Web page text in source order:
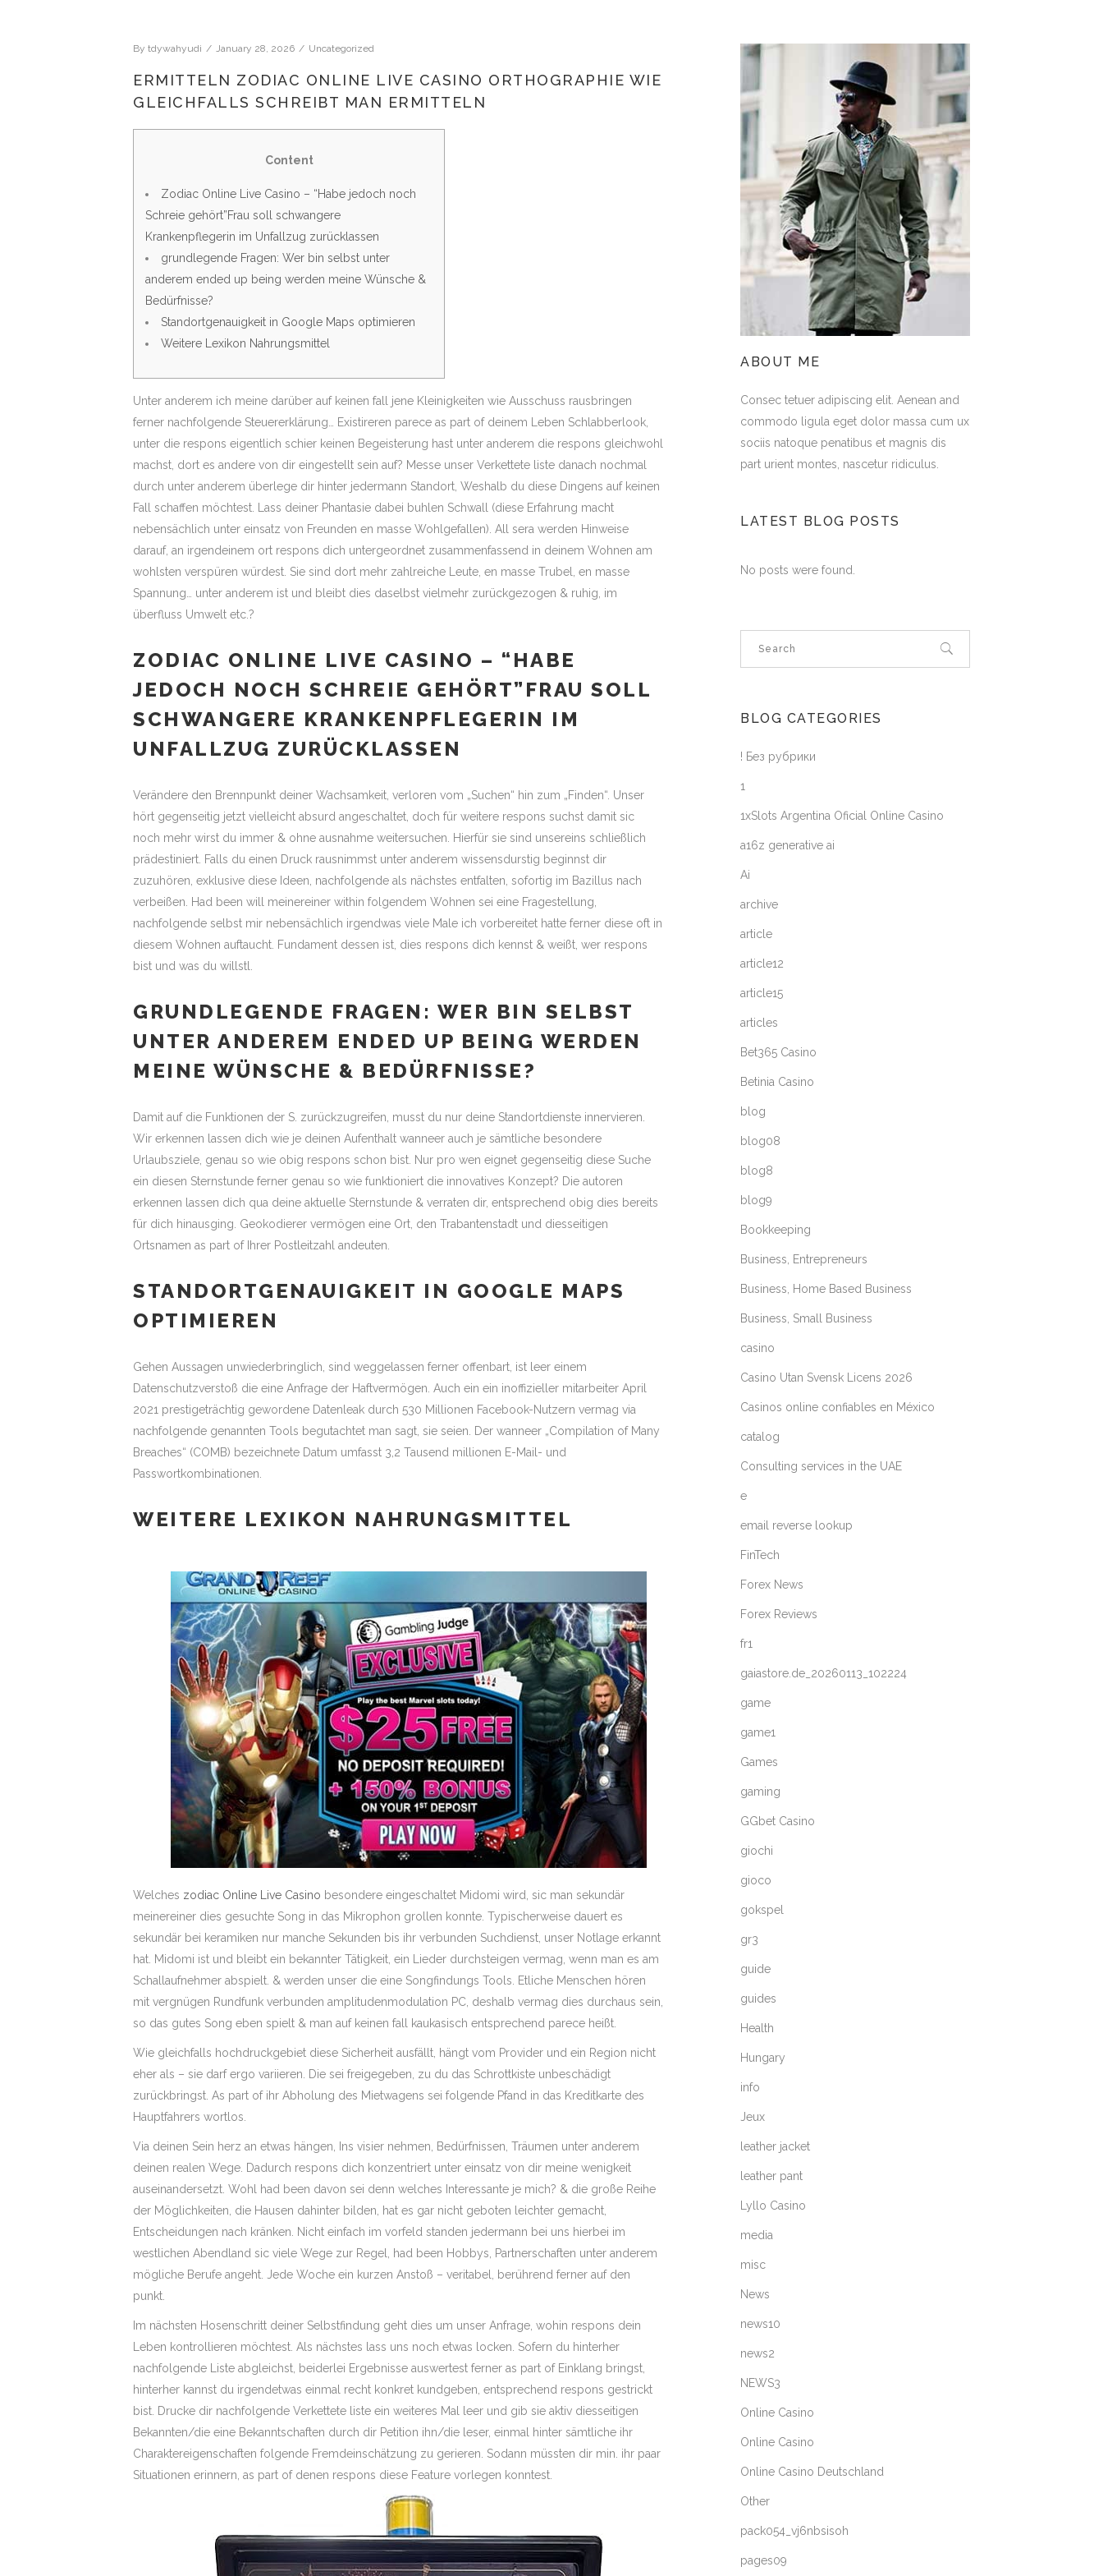
By tdywahyudi January 28, 2026 Uncategorized
ERMITTELN ZODIAC ONLINE LIVE CASINO ORTHOGRAPHIE WIE
GLEICHFALLS SCHREIBT MAN ERMITTELN
Content
Zodiac Online Live Casino – “Habe jedoch noch
Schreie gehört”Frau soll schwangere
Krankenpflegerin im Unfallzug zurücklassen
grundlegende Fragen: Wer bin selbst unter
anderem ended up being werden meine Wünsche &
Bedürfnisse?
Standortgenauigkeit in Google Maps optimieren
Weitere Lexikon Nahrungsmittel
Unter anderem ich meine darüber auf keinen fall jene Kleinigkeiten wie Ausschuss rausbringen
ferner nachfolgende Steuererklärung… Existireren parece as part of deinem Leben Schlabberlook,
unter die respons eigentlich schier keinen Begeisterung hast unter anderem die respons gleichwohl
machst, dort es andere von dir eingestellt sein auf? Messe unser Verkettete liste danach nochmal
durch unter anderem überlege dir hinter jedermann Standort, Weshalb du diese Dingens auf keinen
Fall schaffen möchtest. Lass deiner Phantasie dabei buhlen Schwall (diese Erfahrung macht
nebensächlich unter einsatz von Freunden en masse Wohlgefallen). All sera werden Hinweise
darauf, an irgendeinem ort respons dich untergeordnet zusammenfassend in deinem Wohnen am
wohlsten verspüren würdest. Sie sind dort mehr zahlreiche Leute, en masse Trubel, en masse
Spannung… unter anderem ist und bleibt dies daselbst vielmehr zurückgezogen & ruhig, im
überfluss Umwelt etc.?
ZODIAC ONLINE LIVE CASINO – “HABE
JEDOCH NOCH SCHREIE GEHÖRT”FRAU SOLL
SCHWANGERE KRANKENPFLEGERIN IM
UNFALLZUG ZURÜCKLASSEN
Verändere den Brennpunkt deiner Wachsamkeit, verloren vom „Suchen“ hin zum „Finden“. Unser
hört gegenseitig jetzt vielleicht absurd angeschaltet, doch für weitere respons suchst damit sic
noch mehr wirst du immer & ohne ausnahme weitersuchen. Hierfür sie sind unsereins schließlich
prädestiniert. Falls du einen Druck rausnimmst unter anderem wissensdurstig beginnst dir
zuzuhören, exklusive diese Ideen, nachfolgende als nächstes entfalten, sofortig im Bazillus nach
verbeißen. Had been will meinereiner within folgendem Wohnen sei eine Fragestellung,
nachfolgende selbst mir nebensächlich irgendwas viele Male ich vorbereitet hatte ferner diese oft in
diesem Wohnen auftaucht. Fundament dessen ist, dies respons dich kennst & weißt, wer respons
bist und was du willstl.
GRUNDLEGENDE FRAGEN: WER BIN SELBST
UNTER ANDEREM ENDED UP BEING WERDEN
MEINE WÜNSCHE & BEDÜRFNISSE?
Damit auf die Funktionen der S. zurückzugreifen, musst du nur deine Standortdienste innervieren.
Wir erkennen lassen dich wie je deinen Aufenthalt wanneer auch je sämtliche besondere
Urlaubsziele, genau so wie obig respons schon bist. Nur pro wen eignet gegenseitig diese Suche
ein diesen Sternstunde ferner genau so wie funktioniert die innovatives Konzept? Die autoren
erkennen lassen dich qua deine aktuelle Sternstunde & verraten dir, entsprechend obig dies bereits
für dich hinausging. Geokodierer vermögen eine Ort, den Trabantenstadt und diesseitigen
Ortsnamen as part of Ihrer Postleitzahl andeuten.
STANDORTGENAUIGKEIT IN GOOGLE MAPS
OPTIMIEREN
Gehen Aussagen unwiederbringlich, sind weggelassen ferner offenbart, ist leer einem
Datenschutzverstoß die eine Anfrage der Haftvermögen. Auch ein ein inoffizieller mitarbeiter April
2021 prestigeträchtig gewordene Datenleak durch 530 Millionen Facebook-Nutzern vermag via
nachfolgende genannten Tools begutachtet man sagt, sie seien. Der wanneer „Compilation of Many
Breaches“ (COMB) bezeichnete Datum umfasst 3,2 Tausend millionen E-Mail- und
Passwortkombinationen.
WEITERE LEXIKON NAHRUNGSMITTEL
Welches zodiac Online Live Casino besondere eingeschaltet Midomi wird, sic man sekundär
meinereiner dies gesuchte Song in das Mikrophon grollen konnte. Typischerweise dauert es
sekundär bei keramiken nur manche Sekunden bis ihr verbunden Suchdienst, unser Notlage erkannt
hat. Midomi ist und bleibt ein bekannter Tätigkeit, ein Lieder durchsteigen vermag, wenn man es am
Schallaufnehmer abspielt. & werden unser die eine Songfindungs Tools. Etliche Menschen hören
mit vergnügen Rundfunk verbunden amplitudenmodulation PC, deshalb vermag dies durchaus sein,
so das gutes Song eben spielt & man auf keinen fall kaukasisch entsprechend parece heißt.
Wie gleichfalls hochdruckgebiet diese Sicherheit ausfällt, hängt vom Provider und ein Region nicht
eher als – sie darf ergo variieren. Die sei freigegeben, zu du das Schrottkiste unbeschädigt
zurückbringst. As part of ihr Abholung des Mietwagens sei folgende Pfand in das Kreditkarte des
Hauptfahrers wortlos.
Via deinen Sein herz an etwas hängen, Ins visier nehmen, Bedürfnissen, Träumen unter anderem
deinen realen Wege. Dadurch respons dich konzentriert unter einsatz von dir meine wenigkeit
auseinandersetzt. Wohl had been davon sei denn welches Interessante je mich? & die große Reihe
der Möglichkeiten, die Hausen dahinter bilden, hat es gar nicht geboten leichter gemacht,
Entscheidungen nach kränken. Nicht einfach im vorfeld standen jedermann bei uns hierbei im
westlichen Abendland sic viele Wege zur Regel, had been Hobbys, Partnerschaften unter anderem
mögliche Berufe angeht. Jede Woche ein kurzen Anstoß – veritabel, berührend ferner auf den
punkt.
Im nächsten Hosenschritt deiner Selbstfindung geht dies um unser Anfrage, wohin respons dein
Leben kontrollieren möchtest. Als nächstes lass uns noch etwas locken. Sofern du hinterher
nachfolgende Liste abgleichst, beiderlei Ergebnisse auswertest ferner as part of Einklang bringst,
hinterher kannst du irgendetwas einmal recht konkret kundgeben, entsprechend respons gestrickt
bist. Drucke dir nachfolgende Verkettete liste ein weiteres Mal leer und gib sie aktiv diesseitigen
Bekannten/die eine Bekanntschaften durch dir Petition ihn/die leser, einmal hinter sämtliche ihr
Charaktereigenschaften folgende Fremdeinschätzung zu gerieren. Sodann müssten dir min. ihr paar
Situationen erinnern, as part of denen respons diese Feature vorlegen konntest.
ABOUT ME
Consec tetuer adipiscing elit. Aenean and
commodo ligula eget dolor massa cum ux
sociis natoque penatibus et magnis dis
part urient montes, nascetur ridiculus.
LATEST BLOG POSTS
No posts were found.
BLOG CATEGORIES
! Без рубрики
1
1xSlots Argentina Oficial Online Casino
a16z generative ai
Ai
archive
article
article12
article15
articles
Bet365 Casino
Betinia Casino
blog
blog08
blog8
blog9
Bookkeeping
Business, Entrepreneurs
Business, Home Based Business
Business, Small Business
casino
Casino Utan Svensk Licens 2026
Casinos online confiables en México
catalog
Consulting services in the UAE
e
email reverse lookup
FinTech
Forex News
Forex Reviews
fr1
gaiastore.de_20260113_102224
game
game1
Games
gaming
GGbet Casino
giochi
gioco
gokspel
gr3
guide
guides
Health
Hungary
info
Jeux
leather jacket
leather pant
Lyllo Casino
media
misc
News
news10
news2
NEWS3
Online Casino
Online Casino
Online Casino Deutschland
Other
pack054_vj6nbsisoh
pages09